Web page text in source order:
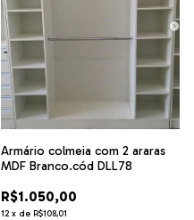
Armário colmeia com 2 araras
MDF Branco.cód DLL78
R$1.050,00
12 x de R$108,01